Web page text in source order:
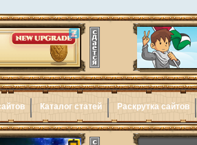
Каталог статей Раскрутка сайтов